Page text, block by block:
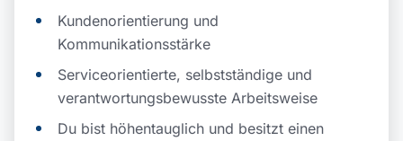
Kundenorientierung und
Kommunikationsstärke
Serviceorientierte, selbstständige und
verantwortungsbewusste Arbeitsweise
Du bist höhentauglich und besitzt einen